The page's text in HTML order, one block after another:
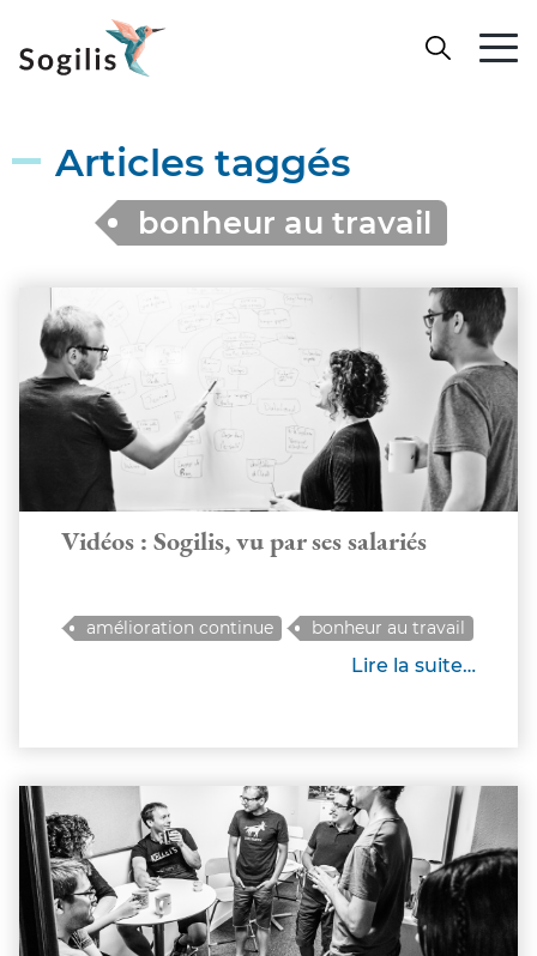
Articles taggés
bonheur au travail
Vidéos : Sogilis, vu par ses salariés
amélioration continue
bonheur au travail
Lire la suite…